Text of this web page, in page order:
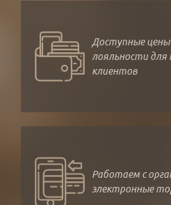
Доступные
лояльности
клиентов
Работаем с
электронные